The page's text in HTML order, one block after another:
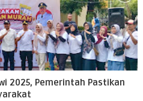
2025, Pemerintah Pastikan